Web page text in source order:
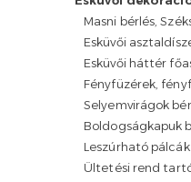
Masni bérlés,
Esküvői
Esküvői háttér
Fényfüzérek,
Selyemvirágok
Boldogságkapuk
Leszúrható
Ültetési rend